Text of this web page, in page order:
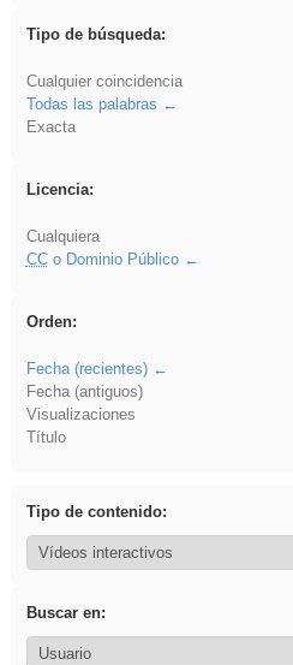
Tipo de búsqueda:
Cualquier coincidencia
Todas las palabras
Exacta
Licencia:
Cualquiera
CCo Dominio Público
Orden:
Fecha (recientes)
Fecha (antiguos)
Visualizaciones
Título
Tipo de contenido:
Buscar en: